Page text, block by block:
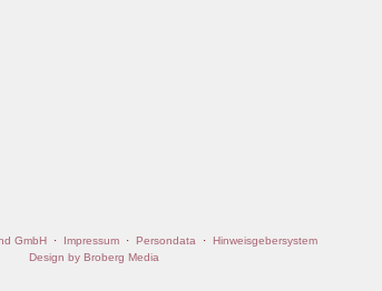
GmbH· Impressum· Persondata · Hinweisgebersystem
Design by Broberg Media